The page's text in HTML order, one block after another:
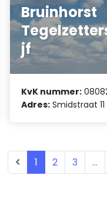
Bruinhorst
jf
KvK nummer:
Adres: Smidstraat 11
1 2 3 ...